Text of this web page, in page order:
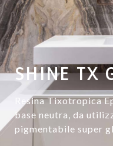
SHINE TX
Resina Tixotropica
base neutra, da
pigmentabile super